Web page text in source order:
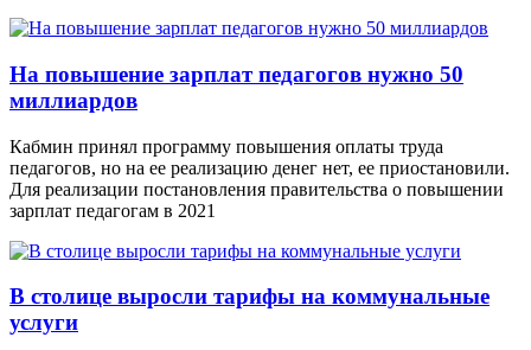
На повышение зарплат педагогов нужно 50
миллиардов
Кабмин принял программу повышения оплаты труда
педагогов, но на ее реализацию денег нет, ее приостановили.
Для реализации постановления правительства о повышении
зарплат педагогам в 2021
В столице выросли тарифы на коммунальные
услуги